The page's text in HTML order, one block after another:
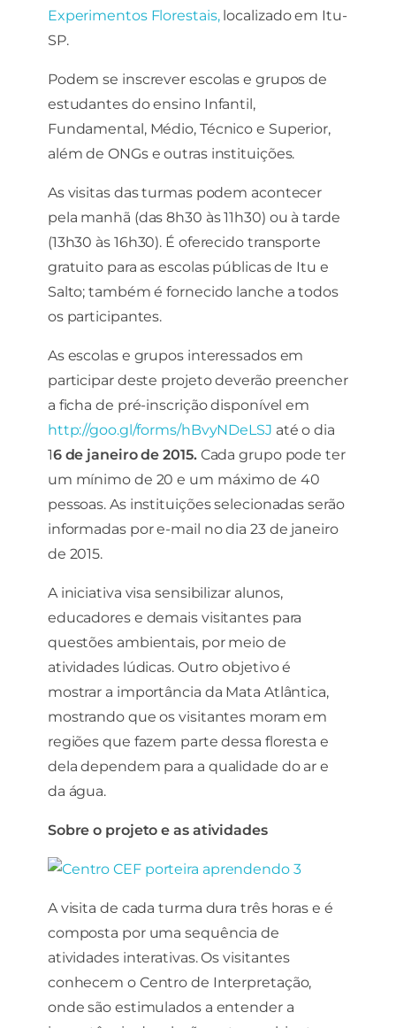
Experimentos Florestais,localizado em Itu-
SP.
Podem se inscrever escolas e grupos de
estudantes do ensino Infantil,
Fundamental, Médio, Técnico e Superior,
além de ONGs e outras instituições.
As visitas das turmas podem acontecer
pela manhã (das 8h30 às 11h30) ou à tarde
(13h30 às 16h30). É oferecido transporte
gratuito para as escolas públicas de Itu e
Salto; também é fornecido lanche a todos
os participantes.
As escolas e grupos interessados em
participar deste projeto deverão preencher
a ficha de pré-inscrição disponível em
http://goo.gl/forms/hBvyNDeLSJ até o dia
16 de janeiro de 2015.Cada grupo pode ter
um mínimo de 20 e um máximo de 40
pessoas. As instituições selecionadas serão
informadas por e-mail no dia 23 de janeiro
de 2015.
A iniciativa visa sensibilizar alunos,
educadores e demais visitantes para
questões ambientais, por meio de
atividades lúdicas. Outro objetivo é
mostrar a importância da Mata Atlântica,
mostrando que os visitantes moram em
regiões que fazem parte dessa floresta e
dela dependem para a qualidade do ar e
da água.
Sobre o projeto e as atividades
A visita de cada turma dura três horas e é
composta por uma sequência de
atividades interativas. Os visitantes
conhecem o Centro de Interpretação,
onde são estimulados a entender a
funcione o
melhor possível
visita. Se você
recusar esses
cookies,
algumas
desaparecerão
Marketing
Ao compartilhar
seus interesses e
comportamento
ao visitar nosso
site, você
chance de ver
ofertas
personalizadas.